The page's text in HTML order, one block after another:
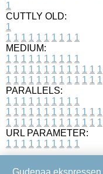
1
CUTTLY OLD:
1
1 1 1 1 1 1 1 1 1 1
MEDIUM:
1 1 1 1 1 1 1 1 1 1
1 1 1 1 1 1 1 1 1 1 1 1 1
1 1 1 1 1 1 1 1 1 1 1 1 1
PARALLELS:
1 1 1 1 1 1 1 1 1 1
1 1 1 1 1 1 1 1 1 1 1 1 1
1 1 1 1 1 1 1 1 1 1 1 1 1
URL PARAMETER:
1 1 1 1 1 1 1 1 1 1
Gudenaa ekspressen